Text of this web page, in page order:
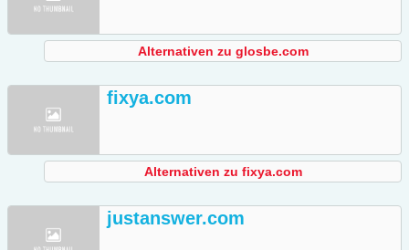
Alternativen zu glosbe.com
fixya.com
Alternativen zu fixya.com
justanswer.com